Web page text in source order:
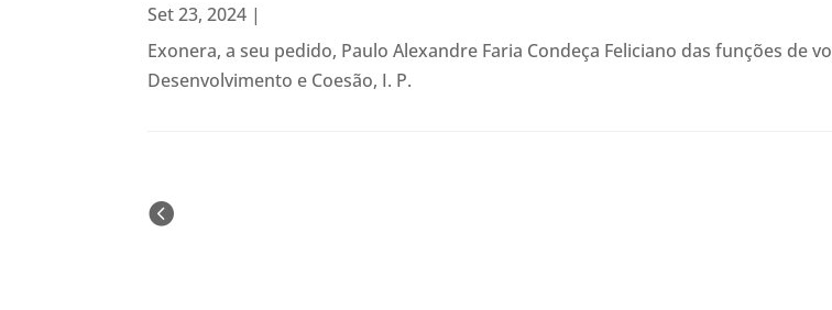
Set 23, 2024 |
Exonera, a seu pedido, Paulo Alexandre Faria Condeça Feliciano das funções de
Desenvolvimento e Coesão, I. P.
« Older Entries